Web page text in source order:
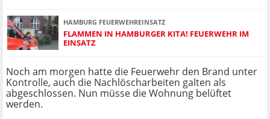
HAMBURG FEUERWEHREINSATZ
FLAMMEN IN HAMBURGER KITA! FEUERWEHR IM
EINSATZ
Noch am morgen hatte die Feuerwehr den Brand unter
Kontrolle, auch die Nachlöscharbeiten galten als
abgeschlossen. Nun müsse die Wohnung belüftet
werden.